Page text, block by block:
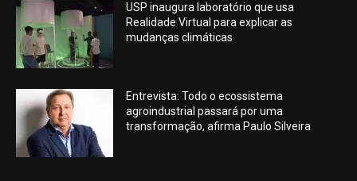
USP inaugura laboratório que usa
Realidade Virtual para explicar as
mudanças climáticas
Entrevista: Todo o ecossistema
agroindustrial passará por uma
transformação, afirma Paulo Silveira